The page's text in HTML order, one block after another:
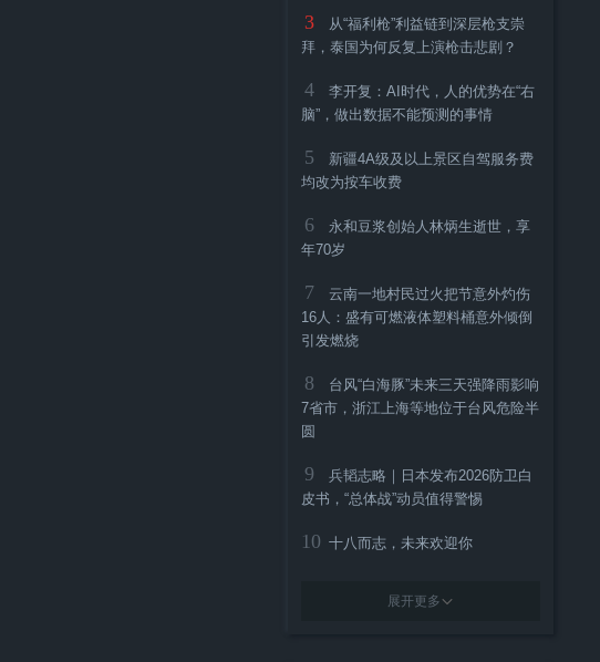
3
从“福利枪”利益链到深层枪支崇
拜，泰国为何反复上演枪击悲剧？
4
李开复：AI时代，人的优势在“右
脑”，做出数据不能预测的事情
5
新疆4A级及以上景区自驾服务费
均改为按车收费
6
永和豆浆创始人林炳生逝世，享
年70岁
7
云南一地村民过火把节意外灼伤
16人：盛有可燃液体塑料桶意外倾倒
引发燃烧
8
台风“白海豚”未来三天强降雨影响
7省市，浙江上海等地位于台风危险半
圆
9
兵韬志略｜日本发布2026防卫白
皮书，“总体战”动员值得警惕
10 十八而志，未来欢迎你
展开更多